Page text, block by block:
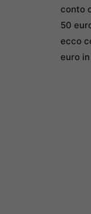
conto
50
ecco
euro